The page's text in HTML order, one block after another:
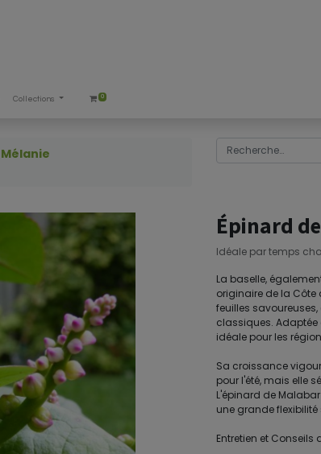
Collections 0
Épinard
Idéale par temps
La baselle,
originaire de la Côte
feuilles
classiques.
idéale pour les
Sa croissance
pour l'été, mais elle
L'épinard de
une grande
Entretien et